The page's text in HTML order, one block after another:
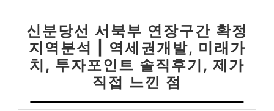
신분당선 서북부 연장구간 확정
지역분석 | 역세권개발, 미래가
치, 투자포인트 솔직후기, 제가
직접 느낀 점